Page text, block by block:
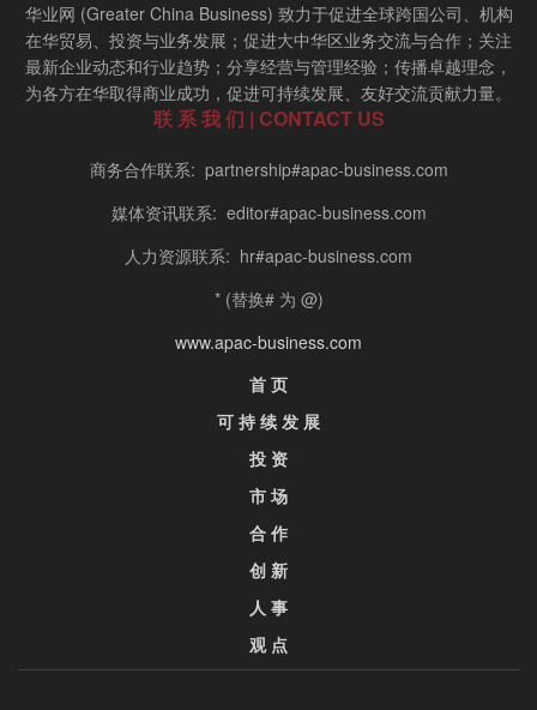
华业网 (Greater China Business) 致力于促进全球跨国公司、机构
在华贸易、投资与业务发展；促进大中华区业务交流与合作；关注
最新企业动态和行业趋势；分享经营与管理经验；传播卓越理念，
为各方在华取得商业成功，促进可持续发展、友好交流贡献力量。
联 系 我 们 | CONTACT US
商务合作联系: partnership#apac-business.com
媒体资讯联系: editor#apac-business.com
人力资源联系: hr#apac-business.com
* (替换# 为 @)
www.apac-business.com
首 页
可 持 续 发 展
投 资
市 场
合 作
创 新
人 事
观 点